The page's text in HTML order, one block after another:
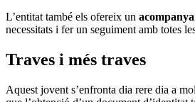
L’entitat també els ofereix un
necessitats i fer un seguiment amb totes
Traves i més traves
Aquest jovent s’enfronta dia rere dia a